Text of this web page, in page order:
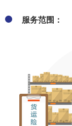
服务范围：